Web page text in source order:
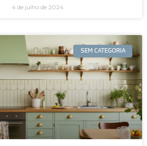
4 de julho de 2024
SEM CATEGORIA